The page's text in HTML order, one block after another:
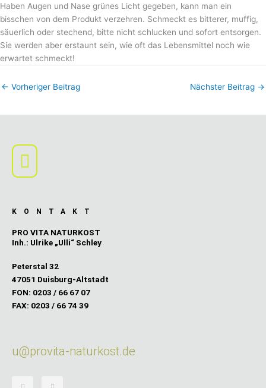
Haben Augen und Nase grünes Licht gegeben, kann man ein
bisschen von dem Produkt verzehren. Schmeckt es bitterer, muffig,
säuerlich oder stechend, bitte nicht schlucken und sofort entsorgen.
Sie werden aber erstaunt sein, wie oft das Lebensmittel noch wie
erwartet schmeckt!
← Vorheriger Beitrag Nächster Beitrag →
Main
Menu
KONTAKT
PRO VITA NATURKOST
Inh.: Ulrike „Ulli“ Schley
Peterstal 32
47051 Duisburg-Altstadt
FON: 0203 / 66 67 07
FAX: 0203 / 66 74 39
u@provita-naturkost.de